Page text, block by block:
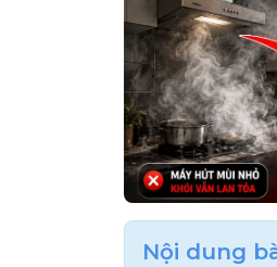
Nội dung
Dựa vào thiết
Những dấu
Mùi thức ăn
Tủ bếp thường
Máy luôn hoạt